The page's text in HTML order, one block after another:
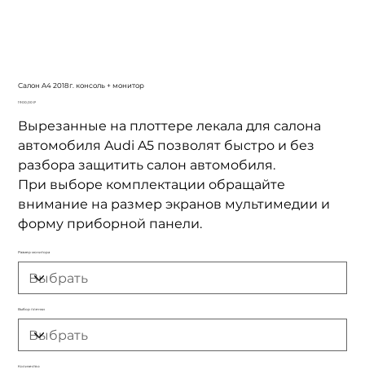
Салон A4 2018г. консоль + монитор
Цена
1 900,00 ₽
Вырезанные на плоттере лекала для салона
автомобиля Audi A5 позволят быстро и без
разбора защитить салон автомобиля.
При выборе комплектации обращайте
внимание на размер экранов мультимедии и
форму приборной панели.
Размер монитора
Выбор пленки
Количество